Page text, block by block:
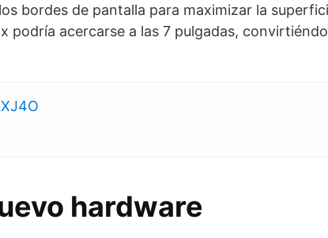
bordes de pantalla para maximizar la
podría acercarse a las 7 pulgadas,
hardware